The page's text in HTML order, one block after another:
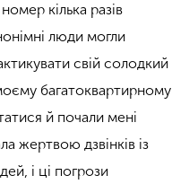
кілька разів
люди могли
свій солодкий
багатоквартирному
й почали мені
жертвою дзвінків із
і ці погрози